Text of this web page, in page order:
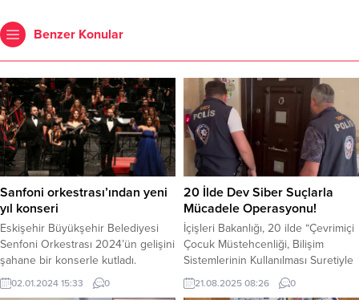
Benzer Konular
Sanfoni orkestrası’ından yeni
yıl konseri
Eskişehir Büyükşehir Belediyesi
Senfoni Orkestrası 2024’ün gelişini
şahane bir konserle kutladı.
Birbirinden güzel eserlerin icra
edildiği gece dinleyicilerden büyük
02.01.2024 15:33 0
20 İlde Dev Siber Suçlarla
Mücadele Operasyonu!
İçişleri Bakanlığı, 20 ilde “Çevrimiçi
Çocuk Müstehcenliği, Bilişim
Sistemlerinin Kullanılması Suretiyle
Nitelikli Dolandırıcılık, Banka veya
Kredi Kartlarının Kötüye Kullanılması
21.08.2025 08:26 0